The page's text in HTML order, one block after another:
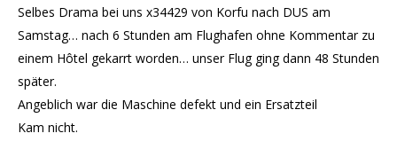
Selbes Drama bei uns x34429 von Korfu nach DUS am
Samstag… nach 6 Stunden am Flughafen ohne Kommentar zu
einem Hôtel gekarrt worden… unser Flug ging dann 48 Stunden
später.
Angeblich war die Maschine defekt und ein Ersatzteil
Kam nicht.